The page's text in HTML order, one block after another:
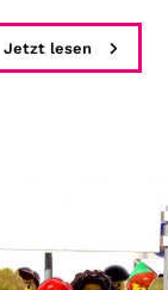
Jetzt lesen